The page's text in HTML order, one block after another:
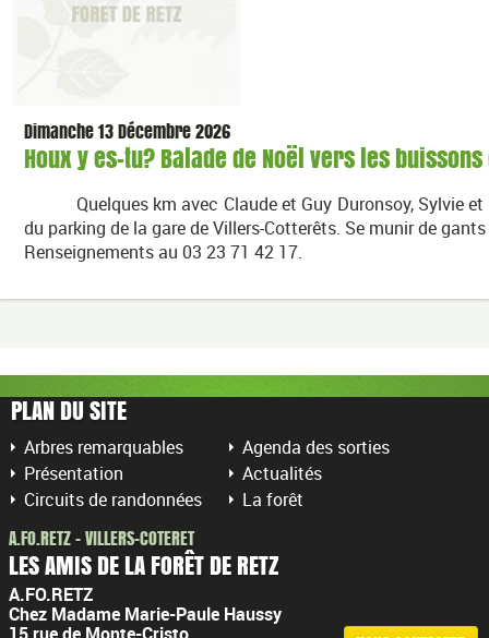
Dimanche 13 Décembre 2026
Houx y es-tu? Balade de Noël vers les
Quelques km avec Claude et Guy Duronsoy, Sylvie et
du parking de la gare de Villers-Cotterêts. Se munir de gants
Renseignements au 03 23 71 42 17.
PLAN DU SITE
Arbres remarquables
Présentation
Circuits de randonnées
Agenda des sorties
Actualités
La forêt
A.FO.RETZ - VILLERS-COTERET
LES AMIS DE LA FORÊT DE RETZ
A.FO.RETZ
Chez Madame Marie-Paule Haussy